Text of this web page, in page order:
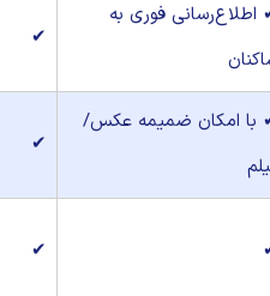
اطلاع‌رسانی فوری به
✔
با امکان ضمیمه عکس/
✔
✔